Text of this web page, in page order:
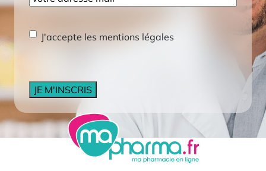
mail
RGPD*
J'accepte les mentions légales